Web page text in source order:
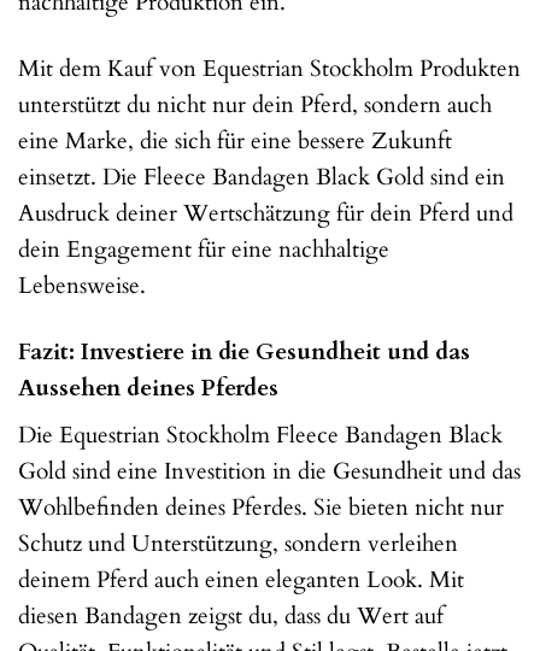
Mit dem Kauf von Equestrian Stockholm Produkten
unterstützt du nicht nur dein Pferd, sondern auch
eine Marke, die sich für eine bessere Zukunft
einsetzt. Die Fleece Bandagen Black Gold sind ein
Ausdruck deiner Wertschätzung für dein Pferd und
dein Engagement für eine nachhaltige
Lebensweise.
Fazit: Investiere in die Gesundheit und das
Aussehen deines Pferdes
Die Equestrian Stockholm Fleece Bandagen Black
Gold sind eine Investition in die Gesundheit und das
Wohlbefinden deines Pferdes. Sie bieten nicht nur
Schutz und Unterstützung, sondern verleihen
deinem Pferd auch einen eleganten Look. Mit
diesen Bandagen zeigst du, dass du Wert auf